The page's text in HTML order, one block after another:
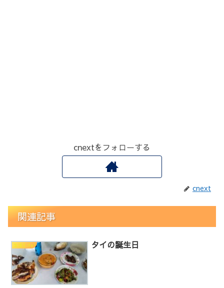
cnextをフォローする
cnext
関連記事
生活[Life] タイの誕生日